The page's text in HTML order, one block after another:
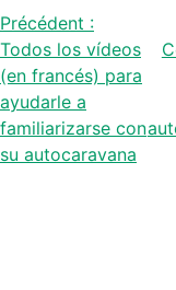
Navegación
de
entradas
Précédent :
Todos los vídeos
(en francés) para
ayudarle a
familiarizarse con
su autocaravana